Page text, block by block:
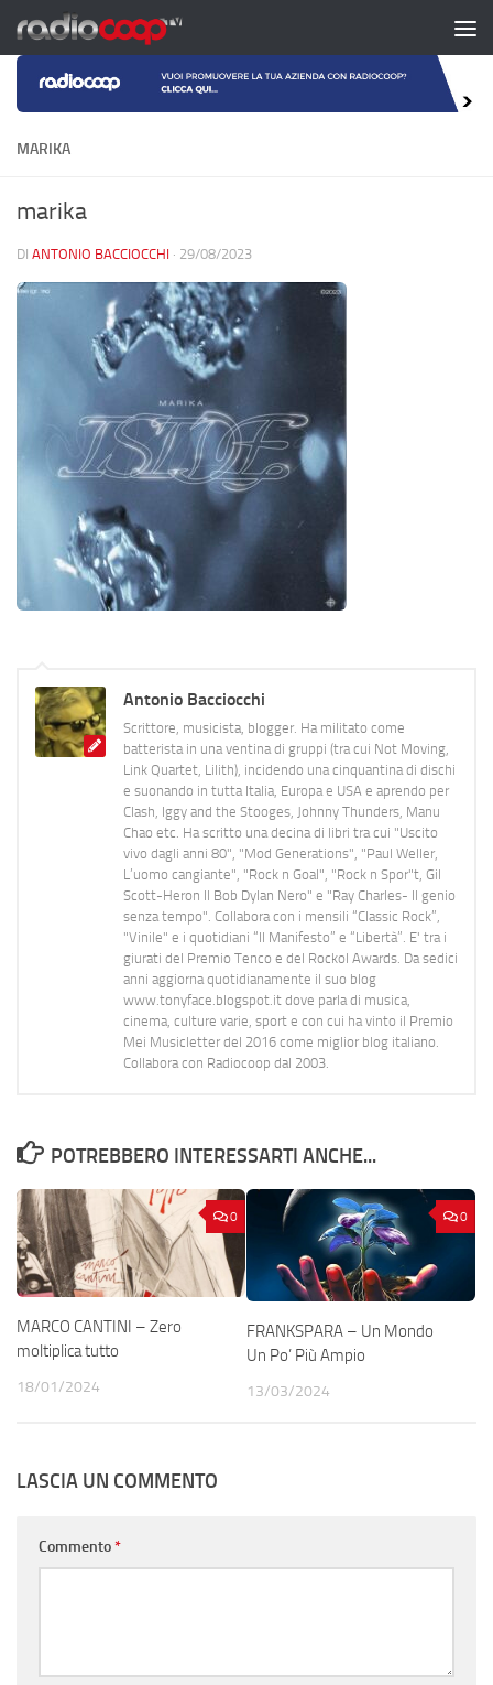
Salta al contenuto
MARIKA
marika
DI ANTONIO BACCIOCCHI · 29/08/2023
Antonio Bacciocchi
Scrittore, musicista, blogger. Ha militato come
batterista in una ventina di gruppi (tra cui Not Moving,
Link Quartet, Lilith), incidendo una cinquantina di dischi
e suonando in tutta Italia, Europa e USA e aprendo per
Clash, Iggy and the Stooges, Johnny Thunders, Manu
Chao etc. Ha scritto una decina di libri tra cui "Uscito
vivo dagli anni 80", "Mod Generations", "Paul Weller,
L’uomo cangiante", "Rock n Goal", "Rock n Spor"t, Gil
Scott-Heron Il Bob Dylan Nero" e "Ray Charles- Il genio
senza tempo". Collabora con i mensili “Classic Rock”,
"Vinile" e i quotidiani “Il Manifesto” e “Libertà”. E' tra i
giurati del Premio Tenco e del Rockol Awards. Da sedici
anni aggiorna quotidianamente il suo blog
www.tonyface.blogspot.it dove parla di musica,
cinema, culture varie, sport e con cui ha vinto il Premio
Mei Musicletter del 2016 come miglior blog italiano.
Collabora con Radiocoop dal 2003.
POTREBBERO INTERESSARTI ANCHE...
0
MARCO CANTINI – Zero
moltiplica tutto
18/01/2024
0
FRANKSPARA – Un Mondo
Un Po’ Più Ampio
13/03/2024
LASCIA UN COMMENTO
Commento*